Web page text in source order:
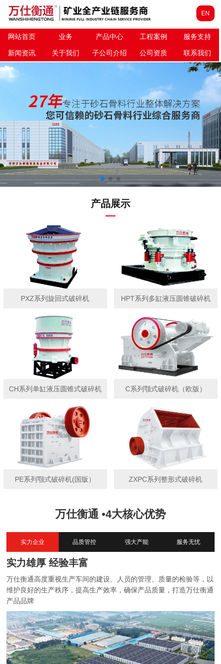
EN
网站首页 业务 产品中心 工程案例 服务支持
新闻资讯 关于我们 子公司介绍 公司资质 联系我们
产品展示
PXZ系列旋回式破碎机 HPT系列多缸液压圆锥破碎机
CH系列单缸液压圆锥式破碎机 C系列颚式破碎机（欧版）
PE系列颚式破碎机(国版） ZXPC系列整形式破碎机
万仕衡通 •4大核心优势
实力企业 品质管控 强大产能 服务无忧
实力雄厚 经验丰富
万仕衡通高度重视生产车间的建设、人员的管理、质量的检验等，以
维护良好的生产秩序，提高生产效率，确保产品质量，打造万仕衡通
产品品牌